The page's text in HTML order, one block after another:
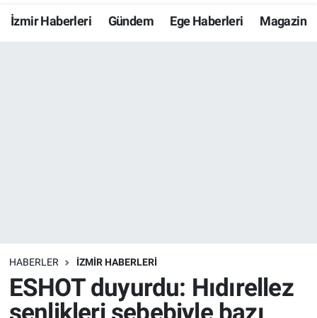
İzmir Haberleri Gündem Ege Haberleri Magazin
HABERLER İZMİR HABERLERİ
ESHOT duyurdu: Hıdırellez
Resmi İlanlar